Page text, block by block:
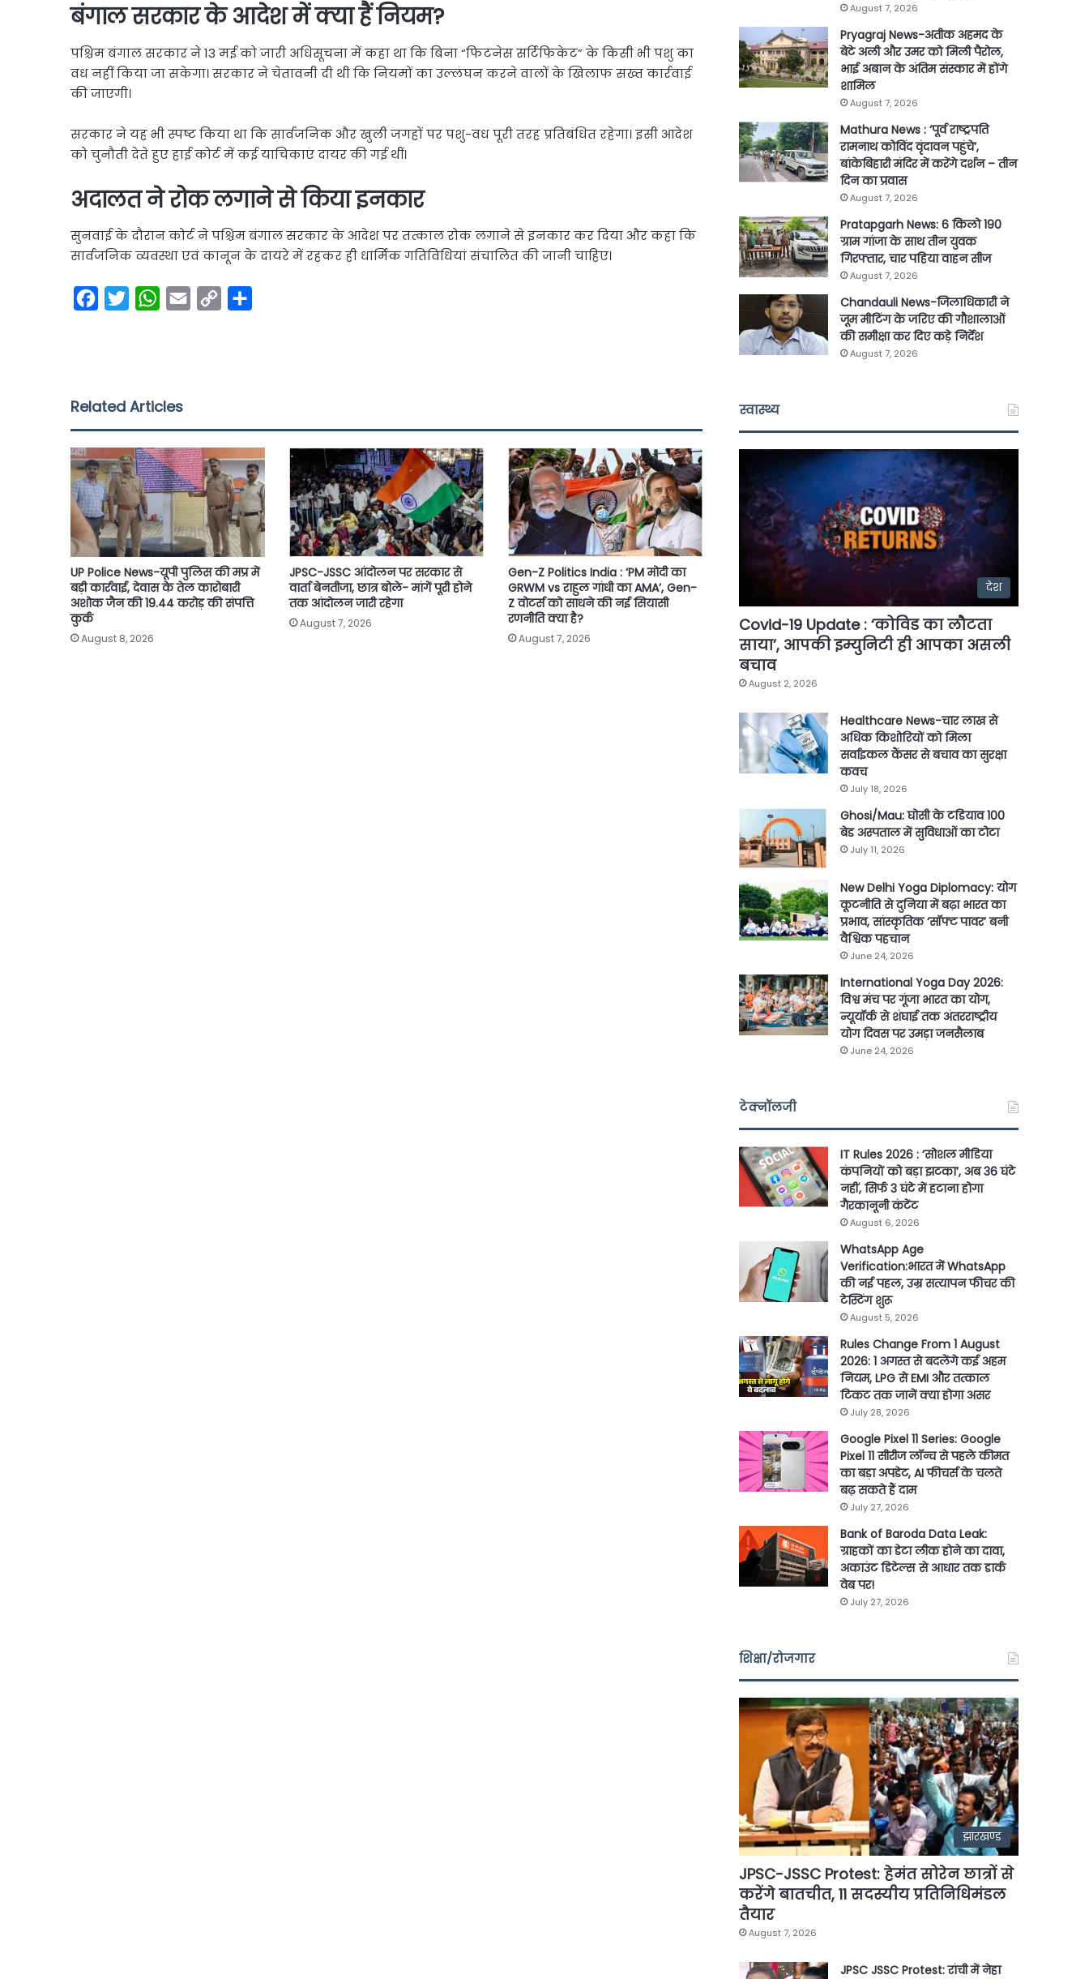
बंगाल सरकार के आदेश में क्या हैं नियम?
पश्चिम बंगाल सरकार ने 13 मई को जारी अधिसूचना में कहा था कि बिना “फिटनेस सर्टिफिकेट” के किसी भी पशु का
वध नहीं किया जा सकेगा। सरकार ने चेतावनी दी थी कि नियमों का उल्लंघन करने वालों के खिलाफ सख्त कार्रवाई
की जाएगी।
सरकार ने यह भी स्पष्ट किया था कि सार्वजनिक और खुली जगहों पर पशु-वध पूरी तरह प्रतिबंधित रहेगा। इसी आदेश
को चुनौती देते हुए हाई कोर्ट में कई याचिकाएं दायर की गई थीं।
अदालत ने रोक लगाने से किया इनकार
सुनवाई के दौरान कोर्ट ने पश्चिम बंगाल सरकार के आदेश पर तत्काल रोक लगाने से इनकार कर दिया और कहा कि
सार्वजनिक व्यवस्था एवं कानून के दायरे में रहकर ही धार्मिक गतिविधियां संचालित की जानी चाहिए।
o
k
r
W
p
p
n
k
Related Articles
UP Police News-यूपी पुलिस की मप्र में
बड़ी कार्रवाई, देवास के तेल कारोबारी
अशोक जैन की 19.44 करोड़ की संपत्ति
कुर्क
August 8, 2026
JPSC-JSSC आंदोलन पर सरकार से
वार्ता बेनतीजा, छात्र बोले- मांगें पूरी होने
तक आंदोलन जारी रहेगा
August 7, 2026
Gen-Z Politics India : ‘PM मोदी का
GRWM vs राहुल गांधी का AMA’, Gen-
Z वोटर्स को साधने की नई सियासी
रणनीति क्या है?
August 7, 2026
August 7, 2026
Pryagraj News-अतीक अहमद के
बेटे अली और उमर को मिली पैरोल,
भाई अबान के अंतिम संस्कार में होंगे
शामिल
August 7, 2026
Mathura News : ‘पूर्व राष्ट्रपति
रामनाथ कोविंद वृंदावन पहुंचे’,
बांकेबिहारी मंदिर में करेंगे दर्शन – तीन
दिन का प्रवास
August 7, 2026
Pratapgarh News: 6 किलो 190
ग्राम गांजा के साथ तीन युवक
गिरफ्तार, चार पहिया वाहन सीज
August 7, 2026
Chandauli News-जिलाधिकारी ने
जूम मीटिंग के जरिए की गौशालाओं
की समीक्षा कर दिए कड़े निर्देश
August 7, 2026
स्वास्थ्य
देश
Covid-19 Update : ‘कोविड का लौटता
साया’, आपकी इम्युनिटी ही आपका असली
बचाव
August 2, 2026
Healthcare News-चार लाख से
अधिक किशोरियों को मिला
सर्वाइकल कैंसर से बचाव का सुरक्षा
कवच
July 18, 2026
Ghosi/Mau: घोसी के टडियाव 100
बेड अस्पताल में सुविधाओं का टोटा
July 11, 2026
New Delhi Yoga Diplomacy: योग
कूटनीति से दुनिया में बढ़ा भारत का
प्रभाव, सांस्कृतिक ‘सॉफ्ट पावर’ बनी
वैश्विक पहचान
June 24, 2026
International Yoga Day 2026:
विश्व मंच पर गूंजा भारत का योग,
न्यूयॉर्क से शंघाई तक अंतरराष्ट्रीय
योग दिवस पर उमड़ा जनसैलाब
June 24, 2026
टेक्नॉलजी
IT Rules 2026 : ‘सोशल मीडिया
कंपनियों को बड़ा झटका’, अब 36 घंटे
नहीं, सिर्फ 3 घंटे में हटाना होगा
गैरकानूनी कंटेंट
August 6, 2026
WhatsApp Age
Verification:भारत में WhatsApp
की नई पहल, उम्र सत्यापन फीचर की
टेस्टिंग शुरू
August 5, 2026
Rules Change From 1 August
2026: 1 अगस्त से बदलेंगे कई अहम
नियम, LPG से EMI और तत्काल
टिकट तक जानें क्या होगा असर
July 28, 2026
Google Pixel 11 Series: Google
Pixel 11 सीरीज लॉन्च से पहले कीमत
का बड़ा अपडेट, AI फीचर्स के चलते
बढ़ सकते हैं दाम
July 27, 2026
Bank of Baroda Data Leak:
ग्राहकों का डेटा लीक होने का दावा,
अकाउंट डिटेल्स से आधार तक डार्क
वेब पर!
July 27, 2026
शिक्षा/रोजगार
झारखण्ड
JPSC-JSSC Protest: हेमंत सोरेन छात्रों से
करेंगे बातचीत, 11 सदस्यीय प्रतिनिधिमंडल
तैयार
August 7, 2026
JPSC JSSC Protest: रांची में नेहा